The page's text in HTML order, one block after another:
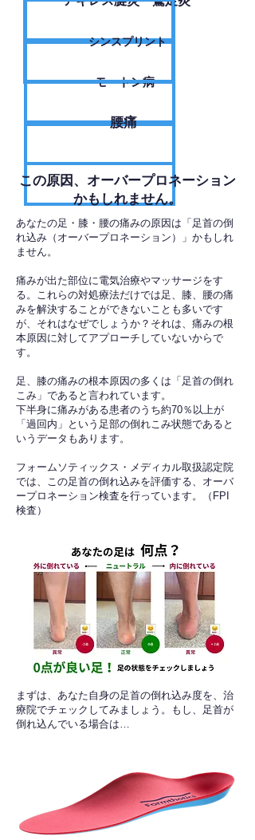
シンスプリント
モートン病
腰痛
​この原因、オーバープロネーション
かもしれません。
あなたの足・膝・腰の痛みの原因は「足首の倒
れ込み（オーバープロネーション）」かもしれ
ません。
痛みが出た部位に電気治療やマッサージをす
る。これらの対処療法だけでは足、膝、腰の痛
みを解決することができないことも多いです
が、それはなぜでしょうか？それは、痛みの根
本原因に対してアプローチしていないからで
す。
足、膝の痛みの根本原因の多くは「足首の倒れ
こみ」であると言われています。
下半身に痛みがある患者のうち約70％以上が
「過回内」という足部の倒れこみ状態であると
いうデータもあります。
フォームソティックス・メディカル取扱認定院
では、この足首の倒れ込みを評価する、オーバ
ープロネーション検査を行っています。（FPI
検査）​
​まずは、あなた自身の足首の倒れ込み度を、治
療院でチェックしてみましょう。もし、足首が
倒れ込んでいる場合は…